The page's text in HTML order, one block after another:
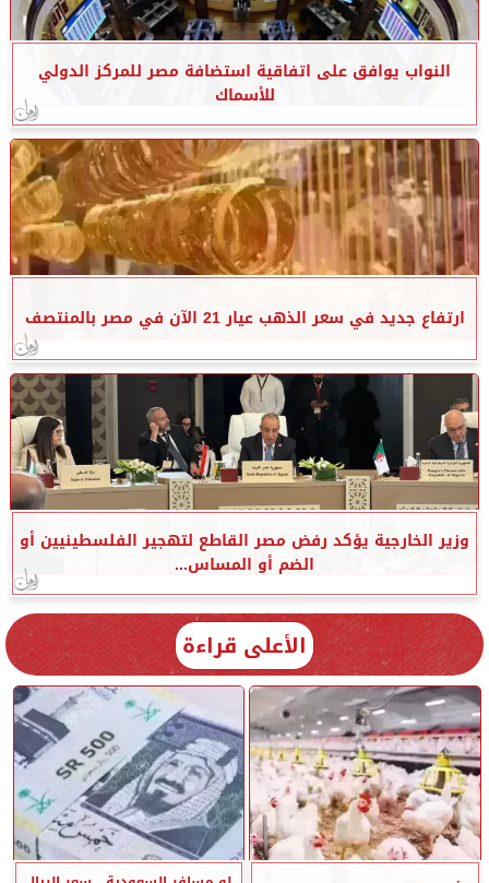
النواب يوافق على اتفاقية استضافة مصر للمركز الدولي
للأسماك
ارتفاع جديد في سعر الذهب عيار 21 الآن في مصر بالمنتصف
وزير الخارجية يؤكد رفض مصر القاطع لتهجير الفلسطينيين أو
الضم أو المساس...
الأعلى قراءة